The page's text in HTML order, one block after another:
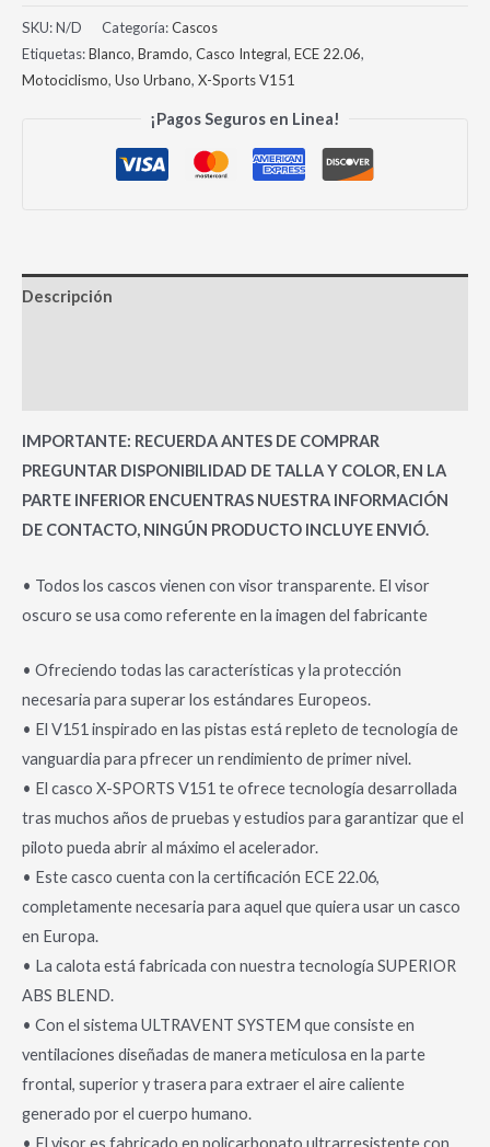
SKU:N/D Categoría:Cascos
Etiquetas:Blanco, Bramdo, Casco Integral, ECE 22.06,
Motociclismo, Uso Urbano, X-Sports V151
¡Pagos Seguros en Linea!
Descripción
IMPORTANTE: RECUERDA ANTES DE COMPRAR
PREGUNTAR DISPONIBILIDAD DE TALLA Y COLOR, EN LA
PARTE INFERIOR ENCUENTRAS NUESTRA INFORMACIÓN
DE CONTACTO, NINGÚN PRODUCTO INCLUYE ENVIÓ.
• Todos los cascos vienen con visor transparente. El visor
oscuro se usa como referente en la imagen del fabricante
• Ofreciendo todas las características y la protección
necesaria para superar los estándares Europeos.
• El V151 inspirado en las pistas está repleto de tecnología de
vanguardia para pfrecer un rendimiento de primer nivel.
• El casco X-SPORTS V151 te ofrece tecnología desarrollada
tras muchos años de pruebas y estudios para garantizar que el
piloto pueda abrir al máximo el acelerador.
• Este casco cuenta con la certificación ECE 22.06,
completamente necesaria para aquel que quiera usar un casco
en Europa.
• La calota está fabricada con nuestra tecnología SUPERIOR
ABS BLEND.
• Con el sistema ULTRAVENT SYSTEM que consiste en
ventilaciones diseñadas de manera meticulosa en la parte
frontal, superior y trasera para extraer el aire caliente
generado por el cuerpo humano.
• El visor es fabricado en policarbonato ultrarresistente con